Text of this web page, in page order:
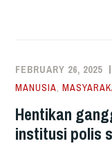
FEBRUARY 26, 2025
MANUSIA,
Hentikan
institusi polis